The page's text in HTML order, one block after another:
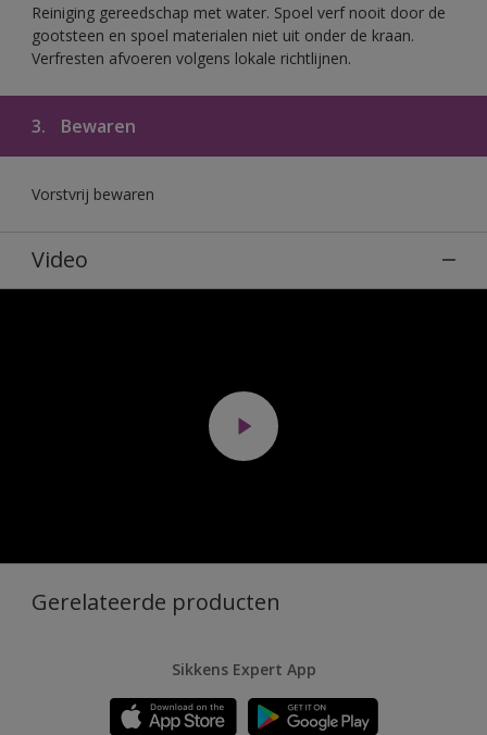
Reiniging gereedschap met water. Spoel verf nooit door de
gootsteen en spoel materialen niet uit onder de kraan.
Verfresten afvoeren volgens lokale richtlijnen.
3. Bewaren
Vorstvrij bewaren
Video
Gerelateerde producten
Sikkens Expert App